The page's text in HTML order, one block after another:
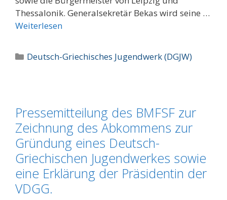
Thessalonik. Generalsekretär Bekas wird seine …
Weiterlesen
Kategorien
Deutsch-Griechisches Jugendwerk (DGJW)
Pressemitteilung des BMFSF zur
Zeichnung des Abkommens zur
Gründung eines Deutsch-
Griechischen Jugendwerkes sowie
eine Erklärung der Präsidentin der
VDGG.